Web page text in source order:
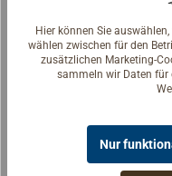
Lieferzeit
Merken
In den Warenkorb
Hier können Sie
wählen zwischen für den
zusätzlichen Marketing-
sammeln wir Daten für
Nur